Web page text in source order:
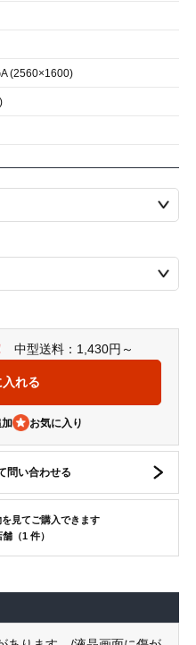
(2560×1600)
中型送料：1,430円～
加
問い合わせる
見てご購入できます
（1 件）